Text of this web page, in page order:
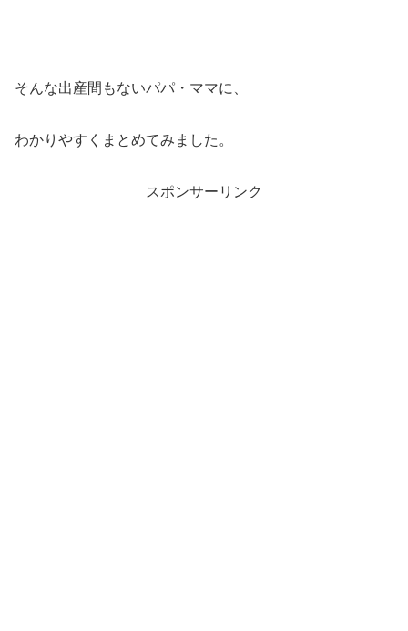
そんな出産間もないパパ・ママに、
わかりやすくまとめてみました。
スポンサーリンク